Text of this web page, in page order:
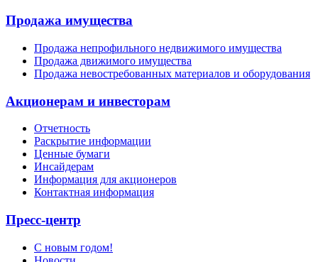
Продажа имущества
Продажа непрофильного недвижимого имущества
Продажа движимого имущества
Продажа невостребованных материалов и оборудования
Акционерам и инвесторам
Отчетность
Раскрытие информации
Ценные бумаги
Инсайдерам
Информация для акционеров
Контактная информация
Пресс-центр
С новым годом!